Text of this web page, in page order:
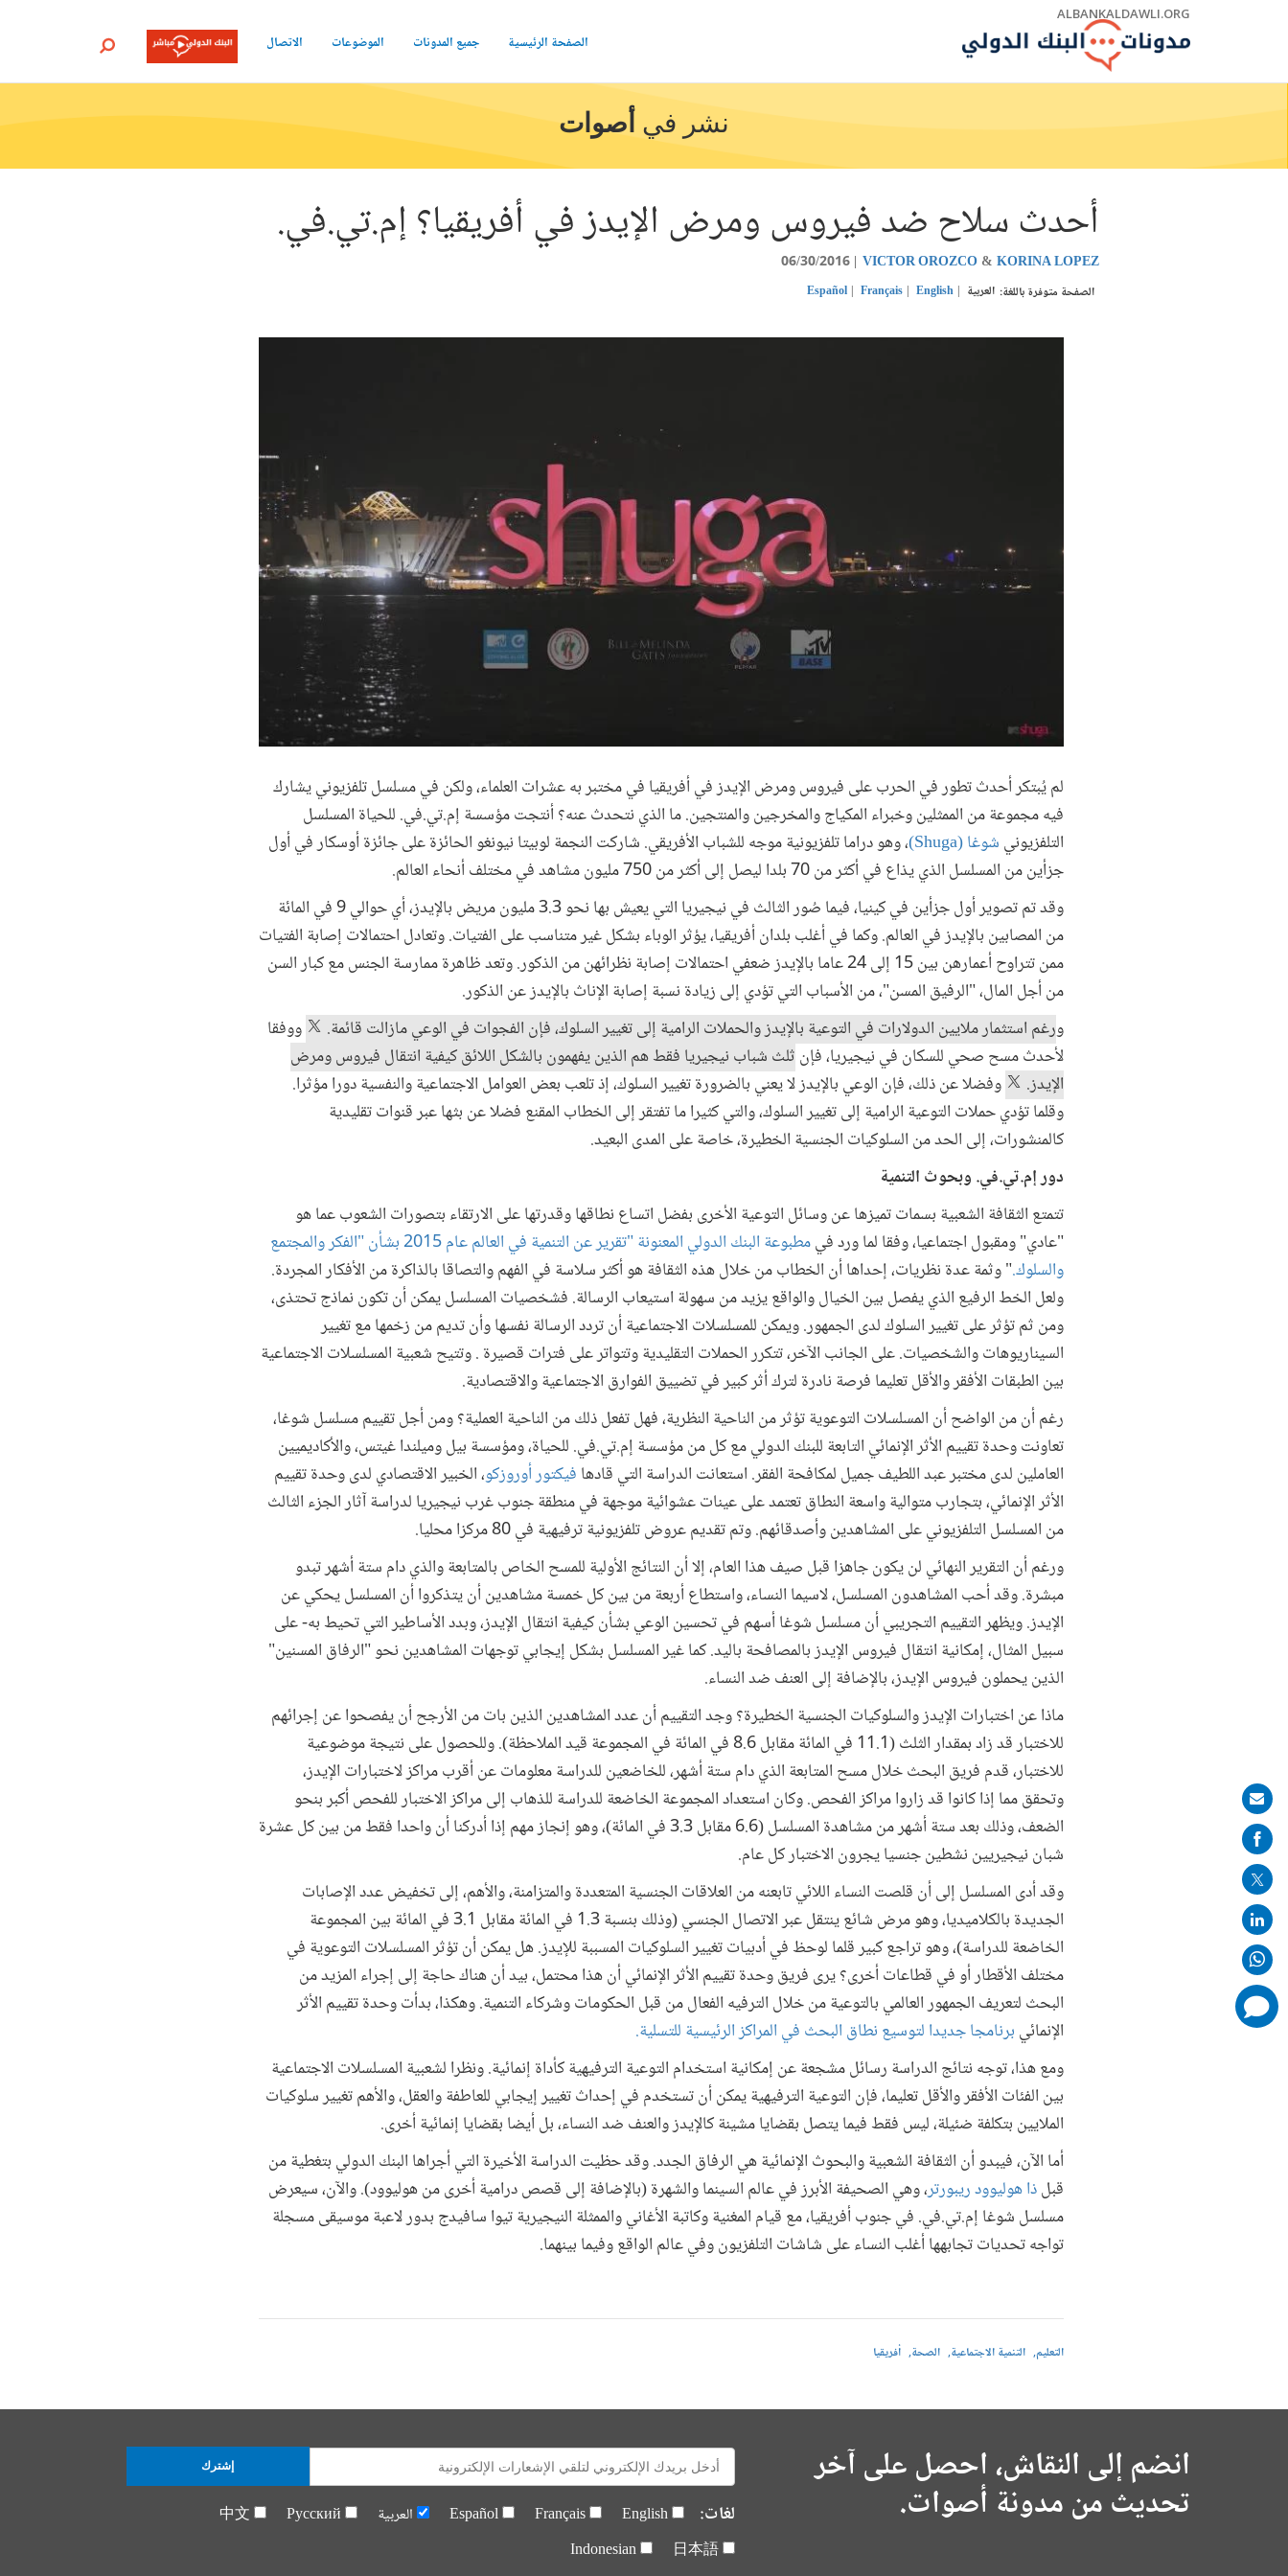
ALBANKALDAWLI.ORG
الصفحة الرئيسية جميع المدونات الموضوعات الاتصال بحث
نشر في أصوات
أحدث سلاح ضد فيروس ومرض الإيدز في أفريقيا؟ إم.تي.في.
KORINA LOPEZ
VICTOR OROZCO
06/30/2016
الصفحة متوفرة باللغة: العربية English
Français
Español
لم يُبتكر أحدث تطور في الحرب على فيروس ومرض الإيدز في أفريقيا في مختبر به عشرات العلماء، ولكن في مسلسل تلفزيوني يشارك
فيه مجموعة من الممثلين وخبراء المكياج والمخرجين والمنتجين. ما الذي نتحدث عنه؟ أنتجت مؤسسة إم.تي.في. للحياة المسلسل
التلفزيوني شوغا (Shuga)
، وهو دراما تلفزيونية موجه للشباب الأفريقي. شاركت النجمة لوبيتا نيونغو الحائزة على جائزة أوسكار في أول
جزأين من المسلسل الذي يذاع في أكثر من 70 بلدا ليصل إلى أكثر من 750 مليون مشاهد في مختلف أنحاء العالم.
وقد تم تصوير أول جزأين في كينيا، فيما صُور الثالث في نيجيريا التي يعيش بها نحو 3.3 مليون مريض بالإيدز، أي حوالي 9 في المائة
من المصابين بالإيدز في العالم. وكما في أغلب بلدان أفريقيا، يؤثر الوباء بشكل غير متناسب على الفتيات. وتعادل احتمالات إصابة الفتيات
ممن تتراوح أعمارهن بين 15 إلى 24 عاما بالإيدز ضعفي احتمالات إصابة نظرائهن من الذكور. وتعد ظاهرة ممارسة الجنس مع كبار السن
من أجل المال، "الرفيق المسن"، من الأسباب التي تؤدي إلى زيادة نسبة إصابة الإناث بالإيدز عن الذكور.
ورغم استثمار ملايين الدولارات في التوعية بالإيدز والحملات الرامية إلى تغيير السلوك، فإن الفجوات في الوعي مازالت قائمة.
ووفقا
لأحدث مسح صحي للسكان في نيجيريا، فإن ثلث شباب نيجيريا فقط هم الذين يفهمون بالشكل اللائق كيفية انتقال فيروس ومرض
الإيدز.
وفضلا عن ذلك، فإن الوعي بالإيدز لا يعني بالضرورة تغيير السلوك، إذ تلعب بعض العوامل الاجتماعية والنفسية دورا مؤثرا.
وقلما تؤدي حملات التوعية الرامية إلى تغيير السلوك، والتي كثيرا ما تفتقر إلى الخطاب المقنع فضلا عن بثها عبر قنوات تقليدية
كالمنشورات، إلى الحد من السلوكيات الجنسية الخطيرة، خاصة على المدى البعيد.
دور إم.تي.في. وبحوث التنمية
تتمتع الثقافة الشعبية بسمات تميزها عن وسائل التوعية الأخرى بفضل اتساع نطاقها وقدرتها على الارتقاء بتصورات الشعوب عما هو
"عادي" ومقبول اجتماعيا، وفقا لما ورد في
مطبوعة البنك الدولي المعنونة "تقرير عن التنمية في العالم عام 2015 بشأن "الفكر والمجتمع
والسلوك." وثمة عدة نظريات، إحداها أن الخطاب من خلال هذه الثقافة هو أكثر سلاسة في الفهم والتصاقا بالذاكرة من الأفكار المجردة.
ولعل الخط الرفيع الذي يفصل بين الخيال والواقع يزيد من سهولة استيعاب الرسالة. فشخصيات المسلسل يمكن أن تكون نماذج تحتذى،
ومن ثم تؤثر على تغيير السلوك لدى الجمهور. ويمكن للمسلسلات الاجتماعية أن تردد الرسالة نفسها وأن تديم من زخمها مع تغيير
السيناريوهات والشخصيات. على الجانب الآخر، تتكرر الحملات التقليدية وتتواتر على فترات قصيرة . وتتيح شعبية المسلسلات الاجتماعية
بين الطبقات الأفقر والأقل تعليما فرصة نادرة لترك أثر كبير في تضييق الفوارق الاجتماعية والاقتصادية.
رغم أن من الواضح أن المسلسلات التوعوية تؤثر من الناحية النظرية، فهل تفعل ذلك من الناحية العملية؟ ومن أجل تقييم مسلسل شوغا،
تعاونت وحدة تقييم الأثر الإنمائي التابعة للبنك الدولي مع كل من مؤسسة إم.تي.في. للحياة، ومؤسسة بيل وميلندا غيتس، والأكاديميين
العاملين لدى مختبر عبد اللطيف جميل لمكافحة الفقر. استعانت الدراسة التي قادها فيكتور أوروزكو، الخبير الاقتصادي لدى وحدة تقييم
الأثر الإنمائي، بتجارب متوالية واسعة النطاق تعتمد على عينات عشوائية موجهة في منطقة جنوب غرب نيجيريا لدراسة آثار الجزء الثالث
من المسلسل التلفزيوني على المشاهدين وأصدقائهم. وتم تقديم عروض تلفزيونية ترفيهية في 80 مركزا محليا.
ورغم أن التقرير النهائي لن يكون جاهزا قبل صيف هذا العام، إلا أن النتائج الأولية للمسح الخاص بالمتابعة والذي دام ستة أشهر تبدو
مبشرة. وقد أحب المشاهدون المسلسل، لاسيما النساء، واستطاع أربعة من بين كل خمسة مشاهدين أن يتذكروا أن المسلسل يحكي عن
الإيدز. ويظهر التقييم التجريبي أن مسلسل شوغا أسهم في تحسين الوعي بشأن كيفية انتقال الإيدز، وبدد الأساطير التي تحيط به- على
سبيل المثال، إمكانية انتقال فيروس الإيدز بالمصافحة باليد. كما غير المسلسل بشكل إيجابي توجهات المشاهدين نحو "الرفاق المسنين"
الذين يحملون فيروس الإيدز، بالإضافة إلى العنف ضد النساء.
ماذا عن اختبارات الإيدز والسلوكيات الجنسية الخطيرة؟ وجد التقييم أن عدد المشاهدين الذين بات من الأرجح أن يفصحوا عن إجرائهم
للاختبار قد زاد بمقدار الثلث (11.1 في المائة مقابل 8.6 في المائة في المجموعة قيد الملاحظة). وللحصول على نتيجة موضوعية
للاختبار، قدم فريق البحث خلال مسح المتابعة الذي دام ستة أشهر، للخاضعين للدراسة معلومات عن أقرب مراكز لاختبارات الإيدز،
وتحقق مما إذا كانوا قد زاروا مراكز الفحص. وكان استعداد المجموعة الخاضعة للدراسة للذهاب إلى مراكز الاختبار للفحص أكبر بنحو
الضعف، وذلك بعد ستة أشهر من مشاهدة المسلسل (6.6 مقابل 3.3 في المائة)، وهو إنجاز مهم إذا أدركنا أن واحدا فقط من بين كل عشرة
شبان نيجيريين نشطين جنسيا يجرون الاختبار كل عام.
وقد أدى المسلسل إلى أن قلصت النساء اللائي تابعنه من العلاقات الجنسية المتعددة والمتزامنة، والأهم، إلى تخفيض عدد الإصابات
الجديدة بالكلاميديا، وهو مرض شائع ينتقل عبر الاتصال الجنسي (وذلك بنسبة 1.3 في المائة مقابل 3.1 في المائة بين المجموعة
الخاضعة للدراسة)، وهو تراجع كبير قلما لوحظ في أدبيات تغيير السلوكيات المسببة للإيدز. هل يمكن أن تؤثر المسلسلات التوعوية في
مختلف الأقطار أو في قطاعات أخرى؟ يرى فريق وحدة تقييم الأثر الإنمائي أن هذا محتمل، بيد أن هناك حاجة إلى إجراء المزيد من
البحث لتعريف الجمهور العالمي بالتوعية من خلال الترفيه الفعال من قبل الحكومات وشركاء التنمية. وهكذا، بدأت وحدة تقييم الأثر
الإنمائي برنامجا جديدا لتوسيع نطاق البحث في المراكز الرئيسية للتسلية.
ومع هذا، توجه نتائج الدراسة رسائل مشجعة عن إمكانية استخدام التوعية الترفيهية كأداة إنمائية. ونظرا لشعبية المسلسلات الاجتماعية
بين الفئات الأفقر والأقل تعليما، فإن التوعية الترفيهية يمكن أن تستخدم في إحداث تغيير إيجابي للعاطفة والعقل، والأهم تغيير سلوكيات
الملايين بتكلفة ضئيلة، ليس فقط فيما يتصل بقضايا مشينة كالإيدز والعنف ضد النساء، بل أيضا بقضايا إنمائية أخرى.
أما الآن، فيبدو أن الثقافة الشعبية والبحوث الإنمائية هي الرفاق الجدد. وقد حظيت الدراسة الأخيرة التي أجراها البنك الدولي بتغطية من
قبلذا هوليوود ريبورتر، وهي الصحيفة الأبرز في عالم السينما والشهرة (بالإضافة إلى قصص درامية أخرى من هوليوود). والآن، سيعرض
مسلسل شوغا إم.تي.في. في جنوب أفريقيا، مع قيام المغنية وكاتبة الأغاني والممثلة النيجيرية تيوا سافيدج بدور لاعبة موسيقى مسجلة
تواجه تحديات تجابهها أغلب النساء على شاشات التلفزيون وفي عالم الواقع وفيما بينهما.
التعليم التنمية الاجتماعية الصحة أفريقيا
انضم إلى النقاش، احصل على آخر
تحديث من مدونة أصوات.
E-
mail:
لغات: English
Français
Español العربية Русский
中文
日本語
Indonesian
إشترك
Share
on
mail
comments
added